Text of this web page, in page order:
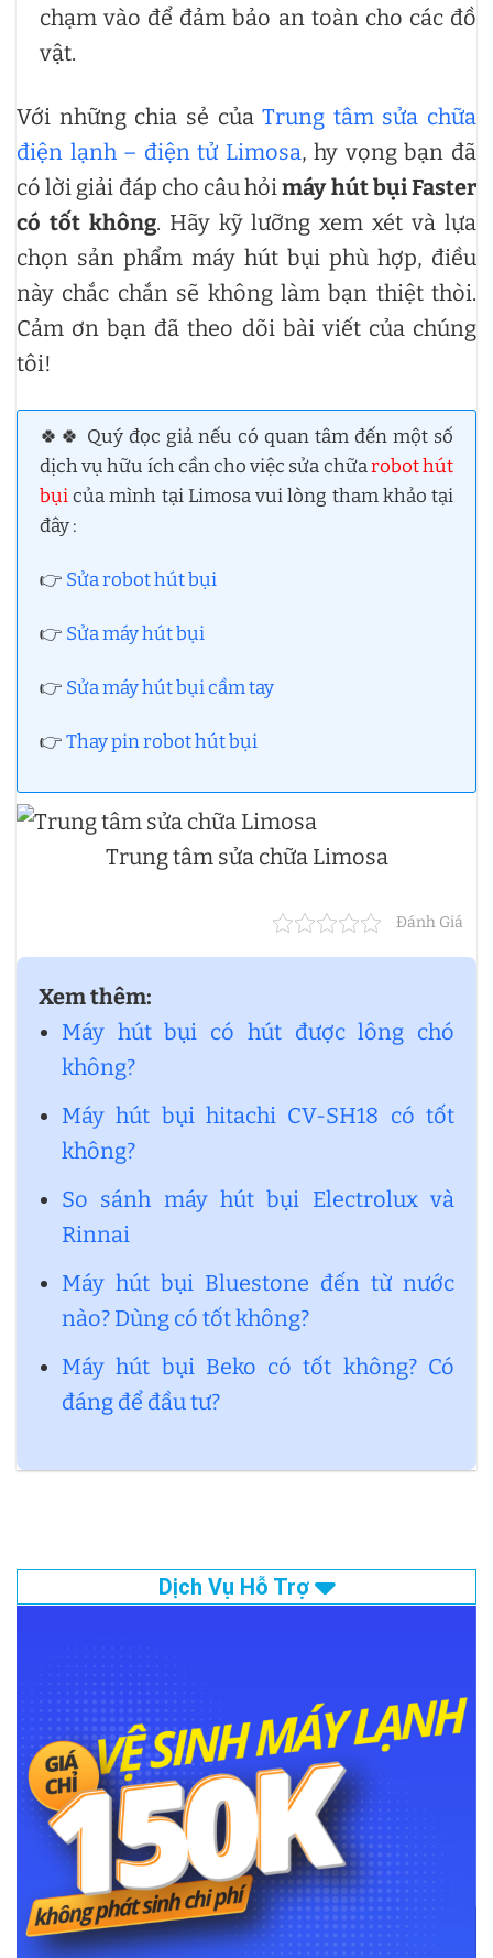
chạm vào để đảm bảo an toàn cho các đồ
vật.
Với những chia sẻ củaTrung tâm sửa chữa
điện lạnh – điện tử Limosa, hy vọng bạn đã
có lời giải đáp cho câu hỏimáy hút bụi Faster
có tốt không. Hãy kỹ lưỡng xem xét và lựa
chọn sản phẩm máy hút bụi phù hợp, điều
này chắc chắn sẽ không làm bạn thiệt thòi.
Cảm ơn bạn đã theo dõi bài viết của chúng
tôi!
🍀🍀 Quý đọc giả nếu có quan tâm đến một số
dịch vụ hữu ích cần cho việc sửa chữarobot hút
bụicủa mình tại Limosa vui lòng tham khảo tại
đây :
👉 Sửa robot hút bụi
👉 Sửa máy hút bụi
👉 Sửa máy hút bụi cầm tay
👉Thay pin robot hút bụi
Trung tâm sửa chữa Limosa
Đánh Giá
Xem thêm:
Máy hút bụi có hút được lông chó
không?
Máy hút bụi hitachi CV-SH18 có tốt
không?
So sánh máy hút bụi Electrolux và
Rinnai
Máy hút bụi Bluestone đến từ nước
nào? Dùng có tốt không?
Máy hút bụi Beko có tốt không? Có
đáng để đầu tư?
Dịch Vụ Hỗ Trợ